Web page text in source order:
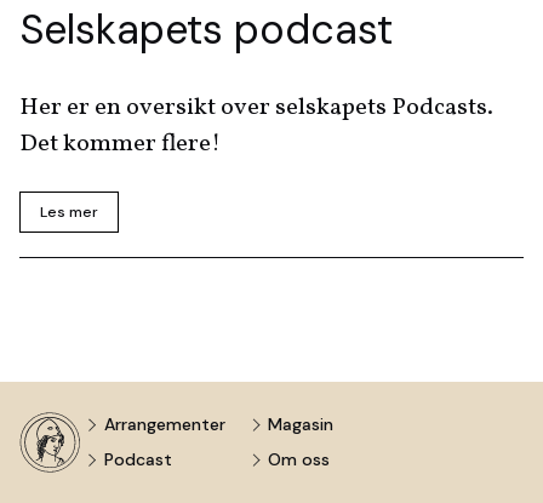
Selskapets podcast
Her er en oversikt over selskapets Podcasts.
Det kommer flere!
Les mer
Arrangementer
Magasin
Podcast
Om oss